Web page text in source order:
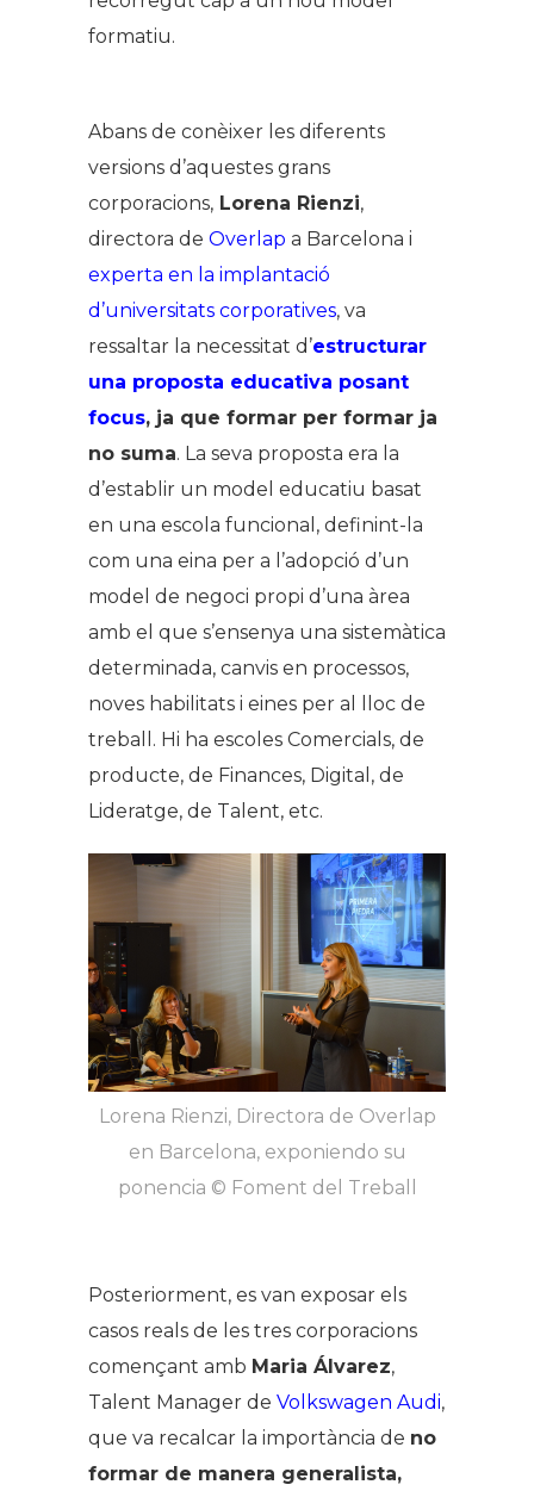
formatiu.
Abans de conèixer les diferents
versions d’aquestes grans
corporacions, Lorena Rienzi,
directora de Overlap a Barcelona i
experta en la implantació
d’universitats corporatives, va
ressaltar la necessitat d’estructurar
una proposta educativa posant
focus, ja que formar per formar ja
no suma. La seva proposta era la
d’establir un model educatiu basat
en una escola funcional, definint-la
com una eina per a l’adopció d’un
model de negoci propi d’una àrea
amb el que s’ensenya una sistemàtica
determinada, canvis en processos,
noves habilitats i eines per al lloc de
treball. Hi ha escoles Comercials, de
producte, de Finances, Digital, de
Lideratge, de Talent, etc.
Lorena Rienzi, Directora de Overlap
en Barcelona, exponiendo su
ponencia © Foment del Treball
Posteriorment, es van exposar els
casos reals de les tres corporacions
començant amb Maria Álvarez,
Talent Manager de Volkswagen Audi,
que va recalcar la importància de no
formar de manera generalista,